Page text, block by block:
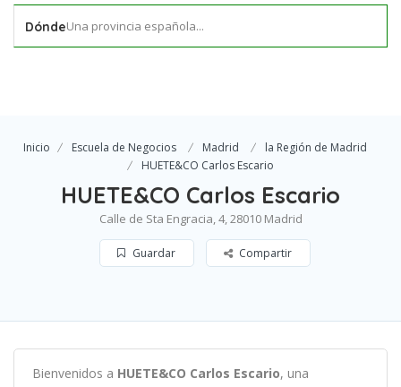
DóndeUna provincia española...
Inicio Escuela de Negocios Madrid
la Región de Madrid
HUETE&CO Carlos Escario
HUETE&CO Carlos Escario
Calle de Sta Engracia, 4, 28010 Madrid
Guardar Compartir
Bienvenidos a HUETE&CO Carlos Escario, una